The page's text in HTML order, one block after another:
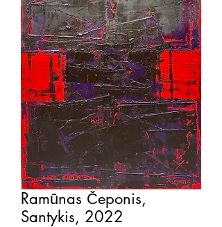
Ramūnas Čeponis,
Santykis, 2022